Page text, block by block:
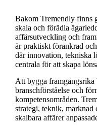
Bakom Tremendly finns
skala och förädla
affärsutveckling och
är praktiskt förankrad
där innovation, tekniska
centrala för att skapa
Att bygga framgångsrika
branschförståelse och
kompetensområden.
strategi, teknik, marknad
skalbara affärer